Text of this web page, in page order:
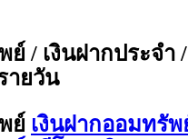
ย์ / เงินฝากประจำ /
ายวัน
ย์ เงินฝากออมทรัพ